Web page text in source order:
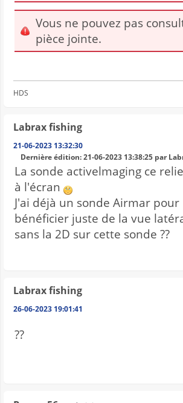
Vous ne pouvez pas
pièce jointe.
HDS
Labrax fishing
21-06-2023 13:32:30
Dernière édition: 21-06-2023 13:38:25 par
La sonde activelmaging ce
à l'écran
J'ai déjà un sonde Airmar
bénéficier juste de la vue
sans la 2D sur cette sonde ??
Labrax fishing
26-06-2023 19:01:41
??